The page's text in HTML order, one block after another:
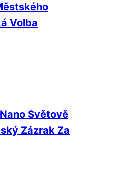
Volba
Světově
Zázrak Za